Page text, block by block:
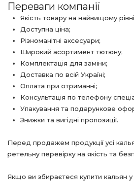
Переваги компанії
Якість товару на найвищому
Доступна ціна;
Різноманітні аксесуари;
Широкий асортимент тютюну;
Комплектація для заміни;
Доставка по всій Україні;
Оплата при отриманні;
Консультація по телефону
Упакування та подарункове
Знижки та вигідні пропозиції.
Перед продажем продукції усі
ретельну перевірку на якість та
Якщо ви збираєтеся купити кальян у